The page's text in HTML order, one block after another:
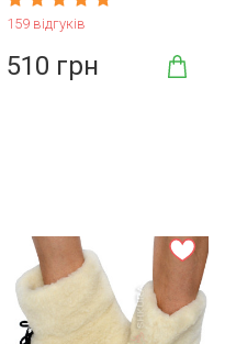
159 відгуків
510 грн